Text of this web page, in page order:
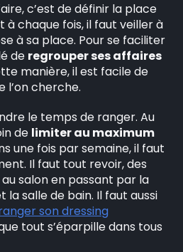
c’est de définir la place
à chaque fois, il faut veiller à
à sa place. Pour se faciliter
de regrouper ses affaires
manière, il est facile de
l’on cherche.
le temps de ranger. Au
de limiter au maximum
une fois par semaine, il faut
Il faut tout revoir, des
salon en passant par la
salle de bain. Il faut aussi
son dressing
tout s’éparpille dans tous